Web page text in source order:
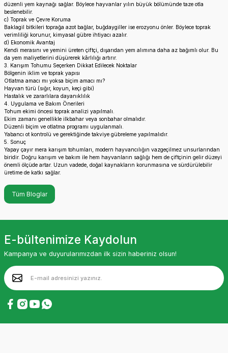
düzenli yem kaynağı sağlar. Böylece hayvanlar yılın büyük bölümünde taze otla
beslenebilir.
c) Toprak ve Çevre Koruma
Baklagil bitkileri toprağa azot bağlar, buğdaygiller ise erozyonu önler. Böylece toprak
verimliliği korunur, kimyasal gübre ihtiyacı azalır.
d) Ekonomik Avantaj
Kendi merasını ve yemini üreten çiftçi, dışarıdan yem alımına daha az bağımlı olur. Bu
da yem maliyetlerini düşürerek kârlılığı artırır.
3. Karışım Tohumu Seçerken Dikkat Edilecek Noktalar
Bölgenin iklim ve toprak yapısı
Otlatma amacı mı yoksa biçim amacı mı?
Hayvan türü (sığır, koyun, keçi gibi)
Hastalık ve zararlılara dayanıklılık
4. Uygulama ve Bakım Önerileri
Tohum ekimi öncesi toprak analizi yapılmalı.
Ekim zamanı genellikle ilkbahar veya sonbahar olmalıdır.
Düzenli biçim ve otlatma programı uygulanmalı.
Yabancı ot kontrolü ve gerektiğinde takviye gübreleme yapılmalıdır.
5. Sonuç
Yapay çayır mera karışım tohumları, modern hayvancılığın vazgeçilmez unsurlarından
biridir. Doğru karışım ve bakım ile hem hayvanların sağlığı hem de çiftçinin gelir düzeyi
önemli ölçüde artar. Uzun vadede, doğal kaynakların korunmasına ve sürdürülebilir
üretime de katkı sağlar.
Tüm Bloglar
E-bültenimize Kaydolun
Kampanya ve duyurularımızdan ilk sizin haberiniz olsun!